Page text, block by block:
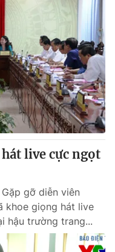
live cực ngọt
gỡ diễn viên
khoe giọng hát live
hậu trường trang...